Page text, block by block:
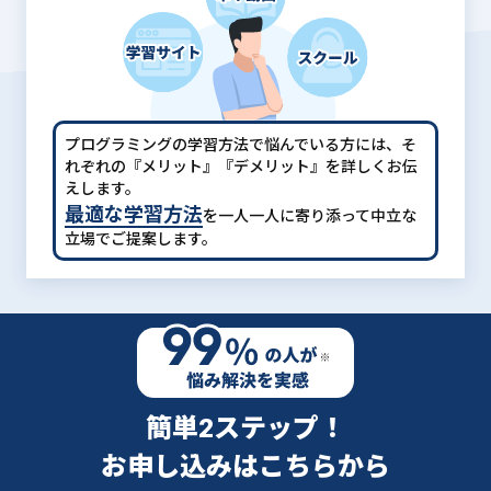
プログラミングの学習方法で悩んでいる方には、 そ
れぞれの『メリット』『デメリット』を詳しくお伝
えします。
最適な学習方法を一人一人に寄り添って中立な
立場でご提案します。
簡単2ステップ！
お申し込みはこちらから